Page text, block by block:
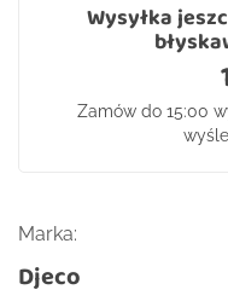
Wysyłka
Zamów do 15:00
Marka:
Djeco